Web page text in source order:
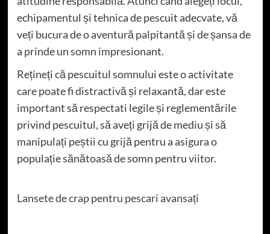
echipamentul și tehnica de pescuit adecvate, vă
veți bucura de o aventură palpitantă și de șansa de
a prinde un somn impresionant.
Rețineți că pescuitul somnului este o activitate
care poate fi distractivă și relaxantă, dar este
important să respectati legile și reglementările
privind pescuitul, să aveți grijă de mediu și să
manipulați peștii cu grijă pentru a asigura o
populație sănătoasă de somn pentru viitor.
Lansete de crap pentru pescari avansați